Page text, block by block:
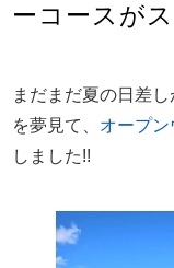
ーコースが
まだまだ夏の日差
を夢見て、 オープ
しました!!